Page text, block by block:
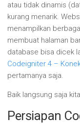
atau tidak dinamis
kurang menarik.
menampilkan
membuat halaman
database bisa dicek
Codeigniter 4 –
pertamanya saja.
Baik langsung saja
Persiapan